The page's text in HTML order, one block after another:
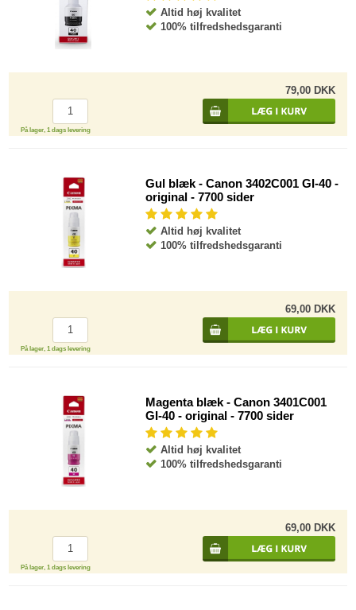
Altid høj kvalitet
100% tilfredshedsgaranti
79,00 DKK
På lager, 1 dags levering
Gul blæk - Canon 3402C001 GI-40 -
original - 7700 sider
Altid høj kvalitet
100% tilfredshedsgaranti
69,00 DKK
På lager, 1 dags levering
Magenta blæk - Canon 3401C001
GI-40 - original - 7700 sider
Altid høj kvalitet
100% tilfredshedsgaranti
69,00 DKK
På lager, 1 dags levering